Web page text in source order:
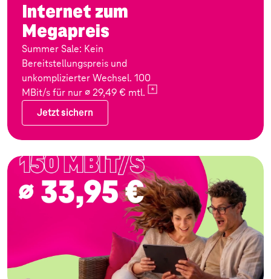
Internet zum
Megapreis
Summer Sale: Kein
Bereitstellungspreis und
unkomplizierter Wechsel. 100
MBit/s für nur ∅ 29,49 € mtl.
Jetzt sichern
Zum Angebot: